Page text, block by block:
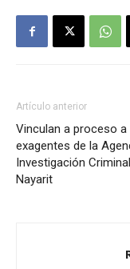
Artículo anterior
Vinculan a proceso a
exagentes de la
Investigación
Nayarit